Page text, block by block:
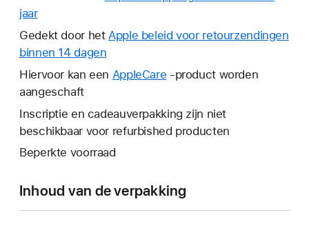
jaarHierdoor
wordt
er
nieuw
venster
geopend.
Gedekt door het Apple beleid voor retourzendingen
binnen 14 dagen
wordt
nieuw
venster
geopend.
Hiervoor kan een AppleCare Hierdoor
er
een
-product worden
aangeschaft
Inscriptie en cadeauverpakking zijn niet
beschikbaar voor refurbished producten
Beperkte voorraad
Inhoud van de verpakking